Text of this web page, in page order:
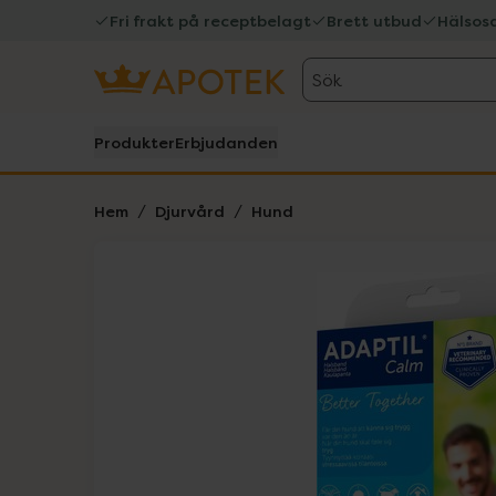
Fri frakt på receptbelagt Brett utbud
Sök
ProdukterErbjudanden
Hem Djurvård Hund
Lista: . Innehåller 1 objekt.